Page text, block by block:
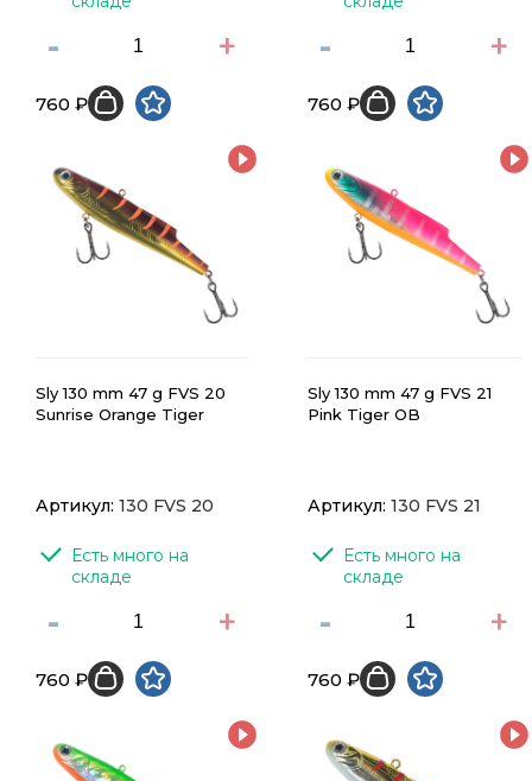
- +
760 ₽
- +
760 ₽
Sly 130 mm 47 g FVS 20
Sunrise Orange Tiger
Артикул: 130 FVS 20
Есть много на
складе
- +
760 ₽
Sly 130 mm 47 g FVS 21
Pink Tiger OB
Артикул: 130 FVS 21
Есть много на
складе
- +
760 ₽